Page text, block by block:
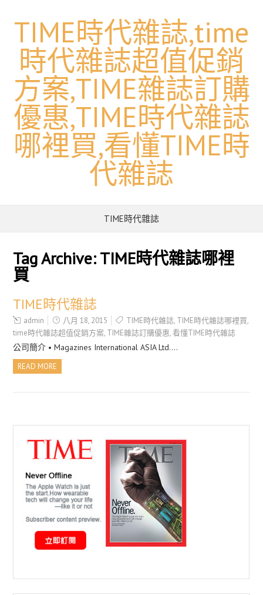
TIME時代雜誌,time
時代雜誌超值促銷
方案,TIME雜誌訂購
優惠,TIME時代雜誌
哪裡買,看懂TIME時
代雜誌
TIME時代雜誌
Tag Archive:TIME時代雜誌哪裡
買
TIME時代雜誌
admin 八月 18, 2015 TIME時代雜誌, TIME時代雜誌哪裡買,
time時代雜誌超值促銷方案, TIME雜誌訂購優惠,看懂TIME時代雜誌
公司簡介 • Magazines International ASIA Ltd….
READ MORE